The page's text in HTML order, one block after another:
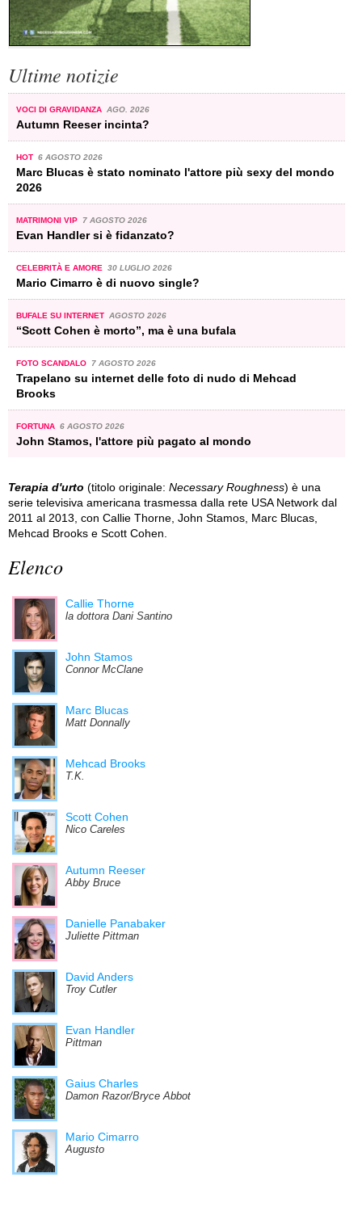
Ultime notizie
VOCI DI GRAVIDANZA AGO. 2026
Autumn Reeser incinta?
HOT 6 AGOSTO 2026
Marc Blucas è stato nominato l'attore più sexy del mondo
2026
MATRIMONI VIP 7 AGOSTO 2026
Evan Handler si è fidanzato?
CELEBRITÀ E AMORE 30 LUGLIO 2026
Mario Cimarro è di nuovo single?
BUFALE SU INTERNET AGOSTO 2026
“Scott Cohen è morto”, ma è una bufala
FOTO SCANDALO 7 AGOSTO 2026
Trapelano su internet delle foto di nudo di Mehcad
Brooks
FORTUNA 6 AGOSTO 2026
John Stamos, l'attore più pagato al mondo
Terapia d'urto (titolo originale: Necessary Roughness) è una
serie televisiva americana trasmessa dalla rete USA Network dal
2011 al 2013, con Callie Thorne, John Stamos, Marc Blucas,
Mehcad Brooks e Scott Cohen.
Elenco
Callie Thorne
la dottora Dani Santino
John Stamos
Connor McClane
Marc Blucas
Matt Donnally
Mehcad Brooks
T.K.
Scott Cohen
Nico Careles
Autumn Reeser
Abby Bruce
Danielle Panabaker
Juliette Pittman
David Anders
Troy Cutler
Evan Handler
Pittman
Gaius Charles
Damon Razor/Bryce Abbot
Mario Cimarro
Augusto